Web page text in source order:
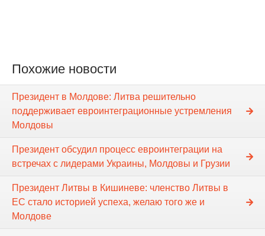
Похожие новости
Президент в Молдове: Литва решительно
поддерживает евроинтеграционные устремления
Молдовы
Президент обсудил процесс евроинтеграции на
встречах с лидерами Украины, Молдовы и Грузии
Президент Литвы в Кишиневе: членство Литвы в
ЕС стало историей успеха, желаю того же и
Молдове